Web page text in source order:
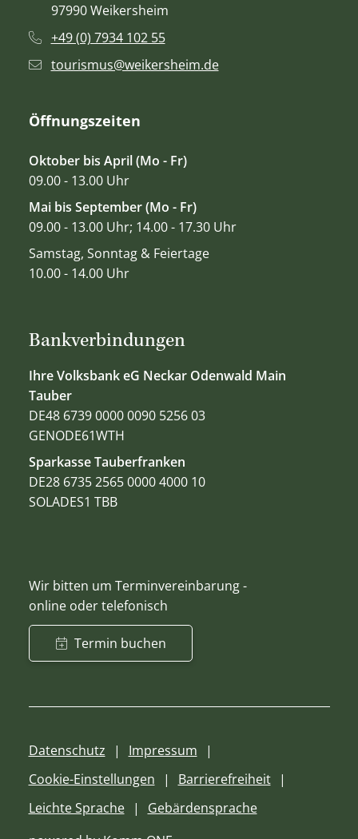
Bankverbindungen
Ihre Volksbank eG Neckar Odenwald Main
Tauber
DE48 6739 0000 0090 5256 03
GENODE61WTH
Sparkasse Tauberfranken
DE28 6735 2565 0000 4000 10
SOLADES1 TBB
Wir bitten um Terminvereinbarung -
online oder telefonisch
Termin buchen
97990 Weikersheim
+49 (0) 7934 102 55
tourismus@weikersheim.de
Öffnungszeiten
Oktober bis April (Mo - Fr)
09.00 - 13.00 Uhr
Mai bis September (Mo - Fr)
09.00 - 13.00 Uhr; 14.00 - 17.30 Uhr
Samstag, Sonntag & Feiertage
10.00 - 14.00 Uhr
Datenschutz
Impressum
Cookie-Einstellungen
Barrierefreiheit
Leichte Sprache
Gebärdensprache